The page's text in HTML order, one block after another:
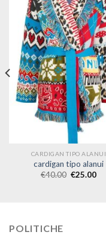
CARDIGAN TIPO ALANUI
cardigan tipo alanui
€40.00 €25.00
POLITICHE